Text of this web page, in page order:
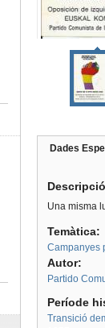
Dades
Una misma
Temàtica:
Campanyes
Autor:
Partido
Període
Transició